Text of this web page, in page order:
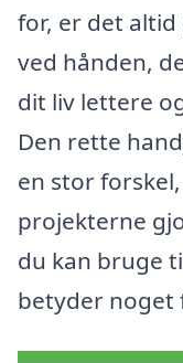
for, er det
ved hånden,
dit liv lettere
Den rette
en stor
projekterne
du kan bruge
betyder noget